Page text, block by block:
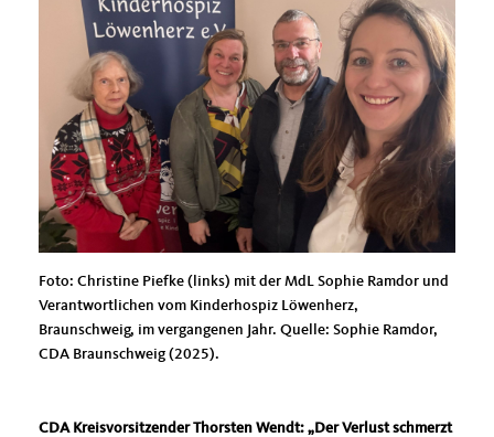
Foto: Christine Piefke (links) mit der MdL Sophie Ramdor und
Verantwortlichen vom Kinderhospiz Löwenherz,
Braunschweig, im vergangenen Jahr. Quelle: Sophie Ramdor,
CDA Braunschweig (2025).
CDA Kreisvorsitzender Thorsten Wendt: „Der Verlust schmerzt